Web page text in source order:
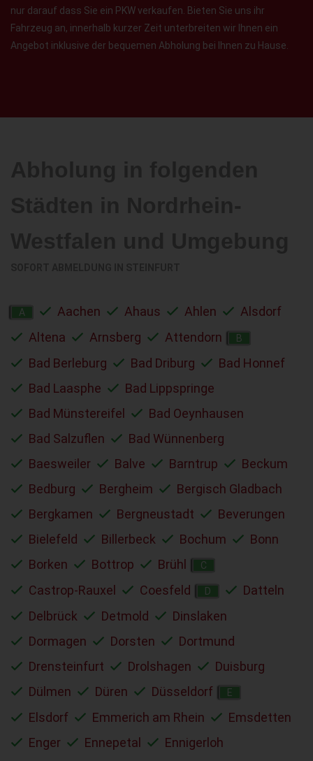
nur darauf dass Sie ein PKW verkaufen. Bieten Sie uns ihr
Fahrzeug an, innerhalb kurzer Zeit unterbreiten wir Ihnen ein
Angebot inklusive der bequemen Abholung bei Ihnen zu Hause.
A Aachen Ahaus Ahlen
Alsdorf
Altena
Arnsberg Attendorn B
Bad Berleburg Bad Driburg
Bad Honnef
Bad Laasphe
Bad Lippspringe
Bad Münstereifel
Bad Oeynhausen
Bad Salzuflen
Bad Wünnenberg
Baesweiler
Balve Barntrup
Beckum
Bedburg
Bergheim
Bergisch Gladbach
Bergkamen
Bergneustadt
Beverungen
Bielefeld
Billerbeck Bochum
Bonn
Borken
Bottrop Brühl C
Castrop-Rauxel Coesfeld D
Datteln
Delbrück
Detmold
Dinslaken
Dormagen
Dorsten
Dortmund
Drensteinfurt
Drolshagen
Duisburg
Dülmen
Düren Düsseldorf E
Elsdorf Emmerich am Rhein
Emsdetten
Enger
Ennepetal
Ennigerloh